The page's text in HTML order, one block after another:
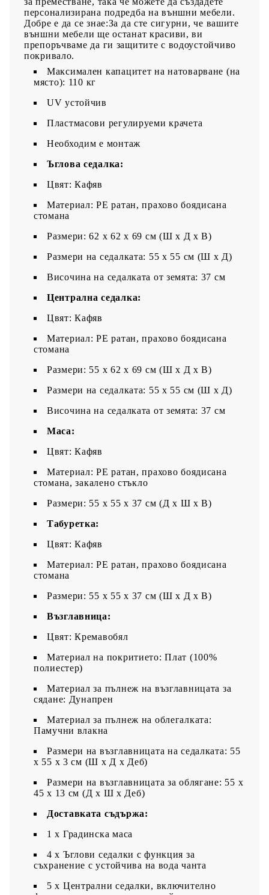
персонализирана подредба на външни мебели.
Добре е да се знае:За да сте сигурни, че вашите
външни мебели ще останат красиви, ви
препоръчваме да ги защитите с водоустойчиво
покривало.
Максимален капацитет на натоварване (на
място): 110 кг
UV устойчив
Пластмасови регулируеми крачета
Необходим е монтаж
Ъглова седалка:
Цвят: Кафяв
Материал: PE ратан, прахово боядисана
стомана
Размери: 62 x 62 x 69 см (Ш x Д x В)
Размери на седалката: 55 x 55 cм (Ш x Д)
Височина на седалката от земята: 37 см
Централна седалка:
Цвят: Кафяв
Материал: PE ратан, прахово боядисана
стомана
Размери: 55 x 62 x 69 см (Ш x Д x В)
Размери на седалката: 55 x 55 cм (Ш x Д)
Височина на седалката от земята: 37 см
Маса:
Цвят: Кафяв
Материал: PE ратан, прахово боядисана
стомана, закалено стъкло
Размери: 55 x 55 x 37 см (Д x Ш x В)
Табуретка:
Цвят: Кафяв
Материал: PE ратан, прахово боядисана
стомана
Размери: 55 x 55 x 37 см (Ш x Д x В)
Възглавница:
Цвят: Кремавобял
Материал на покритието: Плат (100%
полиестер)
Материал за пълнеж на възглавницата за
сядане: Дунапрен
Материал за пълнеж на облегалката:
Памучни влакна
Размери на възглавницата на седалката: 55
x 55 x 3 см (Ш x Д x Деб)
Размери на възглавницата за облягане: 55 x
45 x 13 см (Д х Ш x Деб)
Доставката съдържа:
1 х Градинска маса
4 x Ъглови седалки с функция за
съхранение с устойчива на вода чанта
5 x Централни седалки, включително